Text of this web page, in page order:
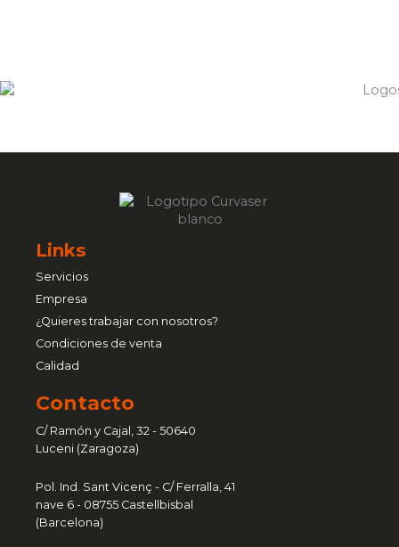
Links
Servicios
Empresa
¿Quieres trabajar con nosotros?
Condiciones de venta
Calidad
Contacto
C/ Ramón y Cajal, 32 - 50640
Luceni (Zaragoza)
Pol. Ind. Sant Vicenç - C/ Ferralla, 41
nave 6 - 08755 Castellbisbal
(Barcelona)